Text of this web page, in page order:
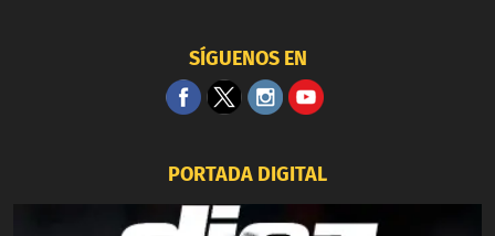
SÍGUENOS EN
PORTADA DIGITAL